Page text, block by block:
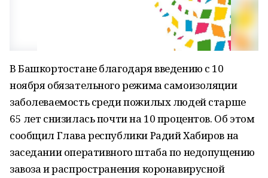
В Башкортостане благодаря введению с 10
ноября обязательного режима самоизоляции
заболеваемость среди пожилых людей старше
65 лет снизилась почти на 10 процентов. Об этом
сообщил Глава республики Радий Хабиров на
заседании оперативного штаба по недопущению
завоза и распространения коронавирусной